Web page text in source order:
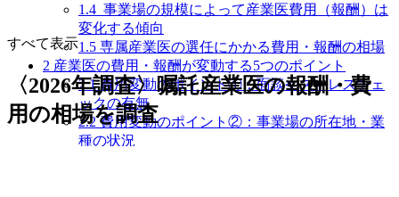
1.4 事業場の規模によって産業医費用（報酬）は
変化する傾向
1.5 専属産業医の選任にかかる費用・報酬の相場
2 産業医の費用・報酬が変動する5つのポイント
2.1費用変動のポイント①：面談やストレスチェ
ックの有無
2.2費用変動のポイント②：事業場の所在地・業
種の状況
すべて表示
〈2026年調査〉嘱託産業医の報酬・費
用の相場を調査